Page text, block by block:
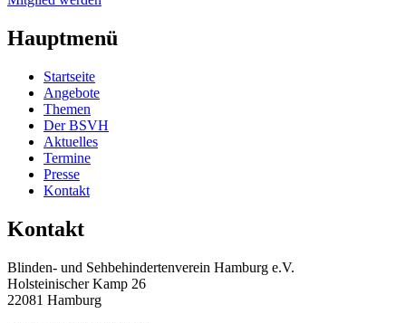
Hauptmenü
Startseite
Angebote
Themen
Der BSVH
Aktuelles
Termine
Presse
Kontakt
Kontakt
Blinden- und Sehbehinderten­verein Hamburg e.V.
Holsteinischer Kamp 26
22081 Hamburg